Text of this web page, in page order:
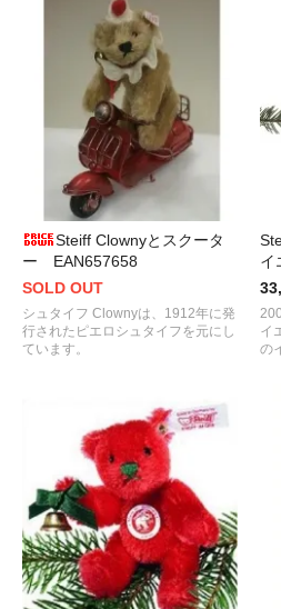
Steiff Clownyとスクータ
ー EAN657658
SOLD OUT
シュタイフ Clownyは、1912年に発
行されたピエロシュタイフを元にし
ています。
イ
イ
の